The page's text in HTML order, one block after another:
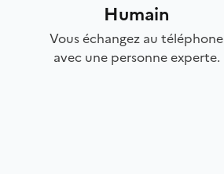
Humain
Vous échangez au téléphone
avec une personne experte.